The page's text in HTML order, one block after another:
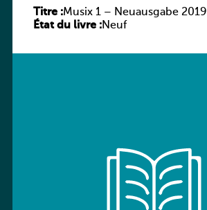
Titre :Musix 1 – Neuausgabe 2019
État du livre :Neuf